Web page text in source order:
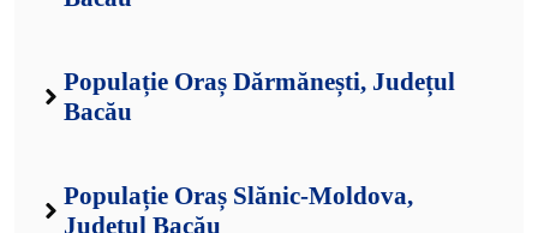
Populație Oraș Dărmănești, Județul
Bacău
Populație Oraș Slănic-Moldova,
Județul Bacău